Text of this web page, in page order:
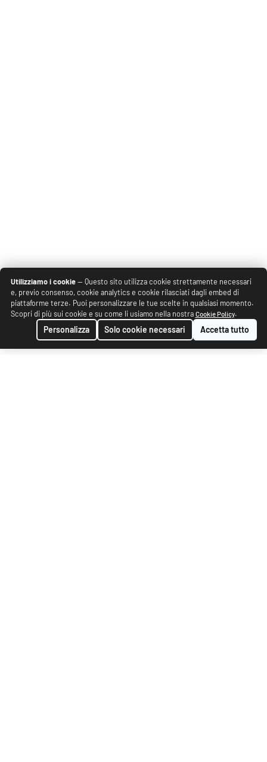
Utilizziamo i cookie— Questo sito utilizza cookie strettamente necessari
e, previo consenso, cookie analytics e cookie rilasciati dagli embed di
piattaforme terze. Puoi personalizzare le tue scelte in qualsiasi momento.
Scopri di più sui cookie e su come li usiamo nella nostra Cookie Policy.
Personalizza Solo cookie necessari Accetta tutto